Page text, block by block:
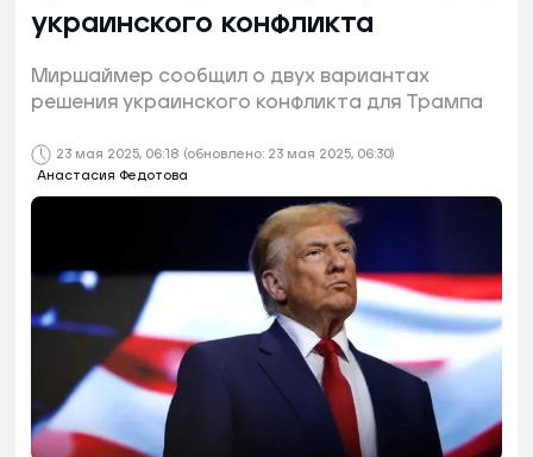
23 мая 2025, 06:18 (обновлено: 23 мая 2025, 06:30)
Анастасия Федотова
украинского конфликта
Миршаймер сообщил о двух вариантах
решения украинского конфликта для Трампа